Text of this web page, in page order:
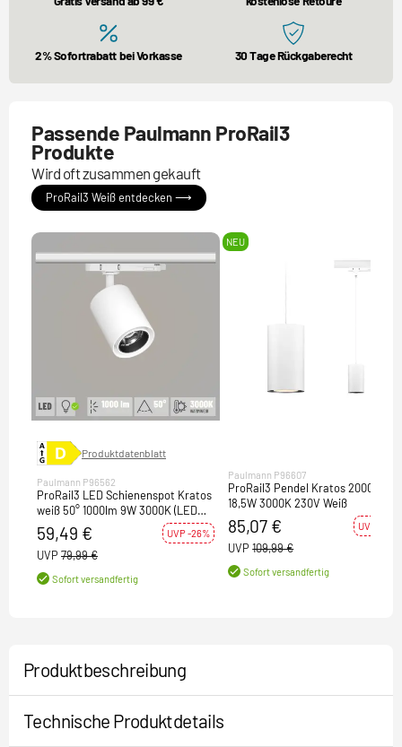
2% Sofortrabatt bei Vorkasse 30 Tage Rückgaberecht
Passende Paulmann ProRail3
Produkte
Wird oft zusammen gekauft
ProRail3 Weiß entdecken ⟶
Produktdatenblatt
Paulmann P96562
ProRail3 LED Schienenspot Kratos
weiß 50° 1000lm 9W 3000K (LED
fest verbaut)
59,49 € UVP -26%
UVP 79,99 €
Sofort versandfertig
NEU
Paulmann P96607
ProRail3 Pendel Kratos 2000lm
18,5W 3000K 230V Weiß
85,07 € UVP -23%
UVP 109,99 €
Sofort versandfertig
Produktbeschreibung
Technische Produktdetails